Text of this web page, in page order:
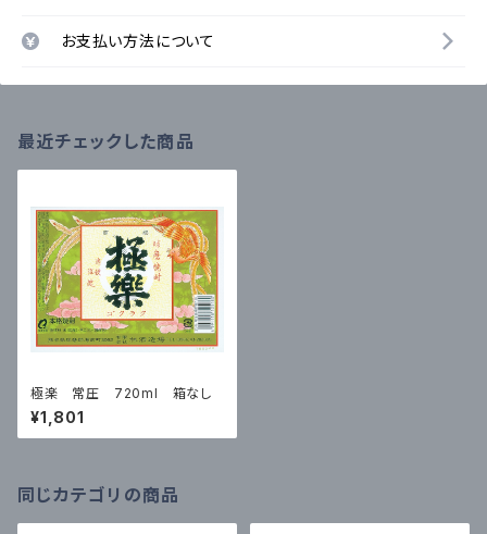
お支払い方法について
最近チェックした商品
極楽 常圧 720ml 箱なし
¥1,801
同じカテゴリの商品